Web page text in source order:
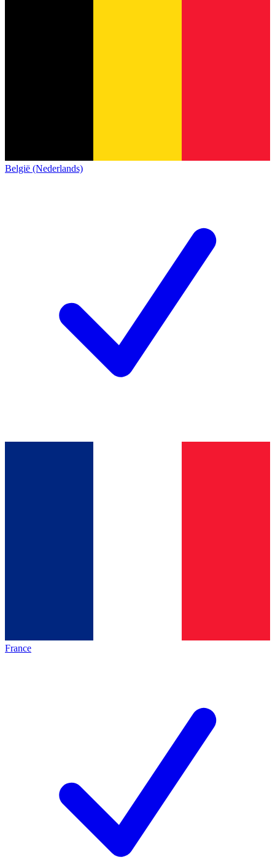
België (Nederlands)
France